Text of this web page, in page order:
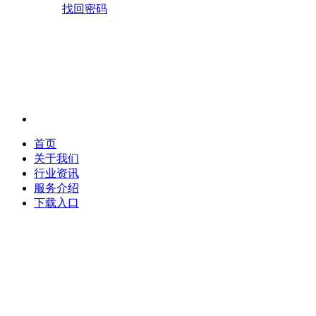
找回密码
首页
关于我们
行业资讯
服务介绍
下载入口